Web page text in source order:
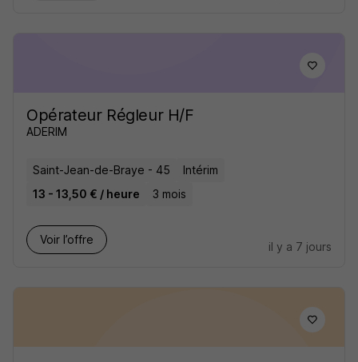
Opérateur Régleur H/F
ADERIM
Saint-Jean-de-Braye - 45
Intérim
13 - 13,50 € / heure
3 mois
Voir l’offre
il y a 7 jours